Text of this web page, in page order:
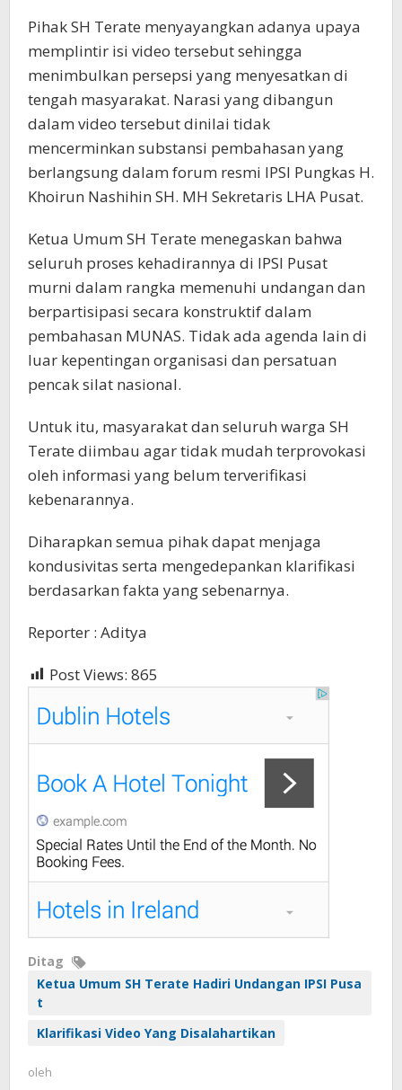
Pihak SH Terate menyayangkan adanya upaya
memplintir isi video tersebut sehingga
menimbulkan persepsi yang menyesatkan di
tengah masyarakat. Narasi yang dibangun
dalam video tersebut dinilai tidak
mencerminkan substansi pembahasan yang
berlangsung dalam forum resmi IPSI Pungkas H.
Khoirun Nashihin SH. MH Sekretaris LHA Pusat.
Ketua Umum SH Terate menegaskan bahwa
seluruh proses kehadirannya di IPSI Pusat
murni dalam rangka memenuhi undangan dan
berpartisipasi secara konstruktif dalam
pembahasan MUNAS. Tidak ada agenda lain di
luar kepentingan organisasi dan persatuan
pencak silat nasional.
Untuk itu, masyarakat dan seluruh warga SH
Terate diimbau agar tidak mudah terprovokasi
oleh informasi yang belum terverifikasi
kebenarannya.
Diharapkan semua pihak dapat menjaga
kondusivitas serta mengedepankan klarifikasi
berdasarkan fakta yang sebenarnya.
Reporter : Aditya
Post Views: 865
Ditag
Ketua Umum SH Terate Hadiri Undangan IPSI Pusa
t
Klarifikasi Video Yang Disalahartikan
oleh